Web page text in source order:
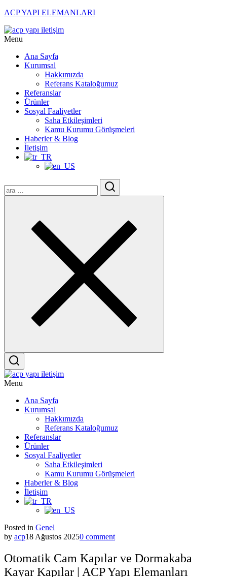
ACP YAPI ELEMANLARI
Menu
Ana Sayfa
Kurumsal
Hakkımızda
Referans Kataloğumuz
Referanslar
Ürünler
Sosyal Faaliyetler
Saha Etkileşimleri
Kamu Kurumu Görüşmeleri
Haberler & Blog
İletişim
Menu
Ana Sayfa
Kurumsal
Hakkımızda
Referans Kataloğumuz
Referanslar
Ürünler
Sosyal Faaliyetler
Saha Etkileşimleri
Kamu Kurumu Görüşmeleri
Haberler & Blog
İletişim
Posted in Genel
by acp18 Ağustos 20250 comment
Otomatik Cam Kapılar ve Dormakaba
Kayar Kapılar | ACP Yapı Elemanları